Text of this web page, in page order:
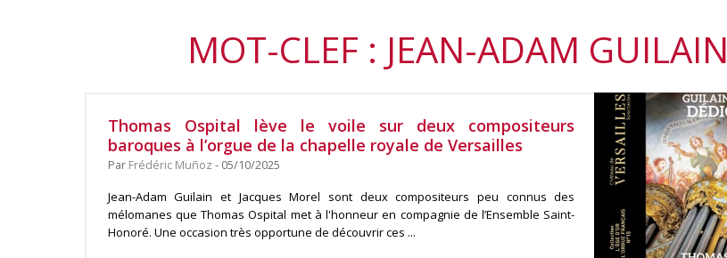
MOT-CLEF : JEAN-ADAM GUILAIN
Thomas Ospital lève le voile sur deux compositeurs
baroques à l’orgue de la chapelle royale de Versailles
Par Frédéric Muñoz - 05/10/2025
Jean-Adam Guilain et Jacques Morel sont deux compositeurs peu connus des
mélomanes que Thomas Ospital met à l'honneur en compagnie de l’Ensemble Saint-
Honoré. Une occasion très opportune de découvrir ces ...